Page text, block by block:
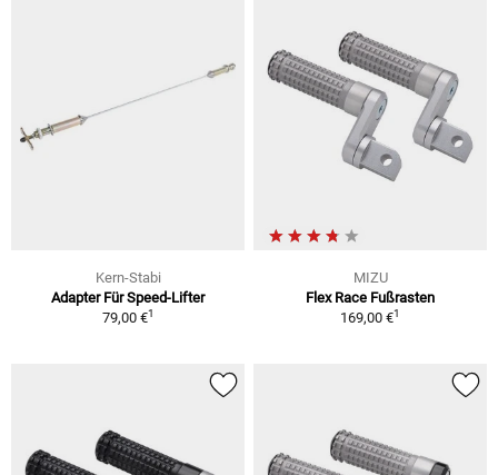
Kern-Stabi
Adapter Für Speed-Lifter
79,00 €1
MIZU
Flex Race Fußrasten
169,00 €1